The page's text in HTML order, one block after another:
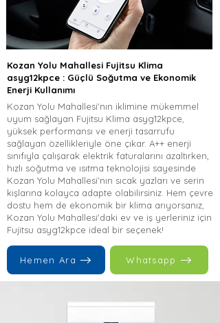
Kozan Yolu Mahallesi Fujitsu Klima
asyg12kpce : Güçlü Soğutma ve Ekonomik
Enerji Kullanımı
Kozan Yolu Mahallesi'nın iklimine mükemmel
uyum sağlayan Fujitsu Klima asyg12kpce,
yüksek performansı ve enerji tasarrufu
sağlayan özellikleriyle öne çıkar. A++ enerji
sınıfıyla çalışarak elektrik faturalarını azaltırken,
hızlı soğutma ve ısıtma teknolojisi sayesinde
Kozan Yolu Mahallesi’nın sıcak yazları ve serin
kışlarına kolayca adapte olabilirsiniz. Hem çevre
dostu hem de ekonomik bir klima arıyorsanız,
Kozan Yolu Mahallesi'daki ev ve iş yerleriniz için
Fujitsu asyg12kpce ideal bir seçenek!
Hemen Ara Whatsapp